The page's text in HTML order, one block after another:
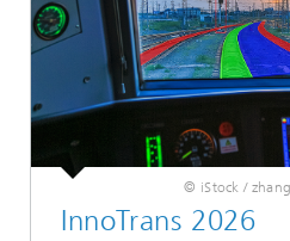
© iStock /
InnoTrans 2026